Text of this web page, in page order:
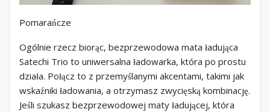
Pomarańcze
Ogólnie rzecz biorąc, bezprzewodowa mata ładująca
Satechi Trio to uniwersalna ładowarka, która po prostu
działa. Połącz to z przemyślanymi akcentami, takimi jak
wskaźniki ładowania, a otrzymasz zwycięską kombinację.
Jeśli szukasz bezprzewodowej maty ładującej, która